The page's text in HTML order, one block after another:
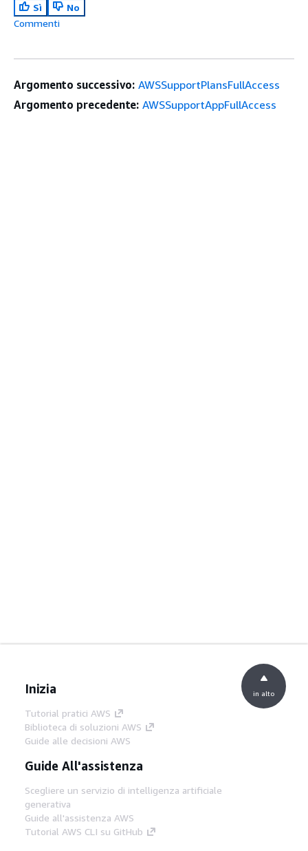
Sì
No
Commenti
Argomento successivo: AWSSupportPlansFullAccess
Argomento precedente: AWSSupportAppFullAccess
Inizia
Tutorial pratici AWS
Biblioteca di soluzioni AWS
Guide alle decisioni AWS
Guide All'assistenza
Scegliere un servizio di intelligenza artificiale
generativa
Guide all'assistenza AWS
Tutorial AWS CLI su GitHub
in alto